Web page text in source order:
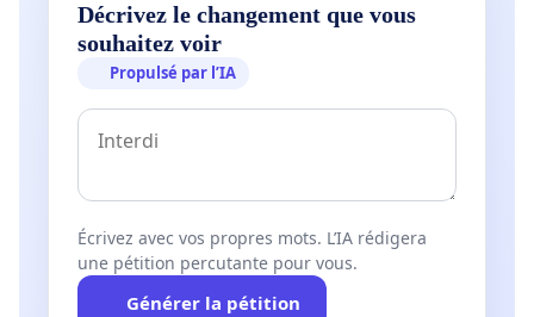
Décrivez le changement que vous
souhaitez voir
Propulsé par l’IA
Écrivez avec vos propres mots. L’IA rédigera
une pétition percutante pour vous.
Générer la pétition